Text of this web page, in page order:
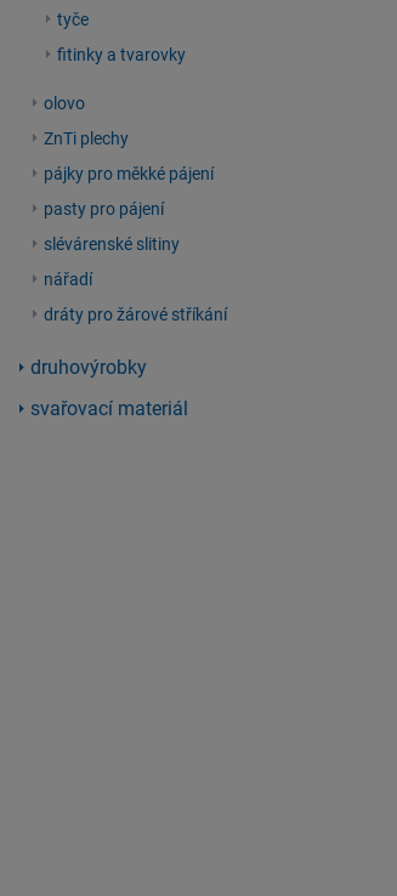
tyče
fitinky a tvarovky
olovo
ZnTi plechy
pájky pro měkké pájení
pasty pro pájení
slévárenské slitiny
nářadí
dráty pro žárové stříkání
druhovýrobky
svařovací materiál